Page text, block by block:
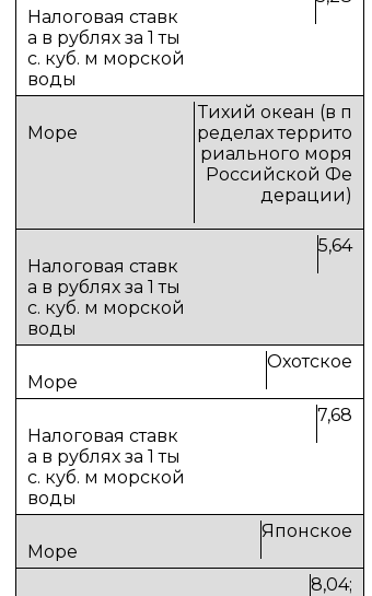
Тихий океан (в п
ределах террито
риального моря
Российской Фе
дерации)
5,64
Охотское
7,68
Японское
8,04;